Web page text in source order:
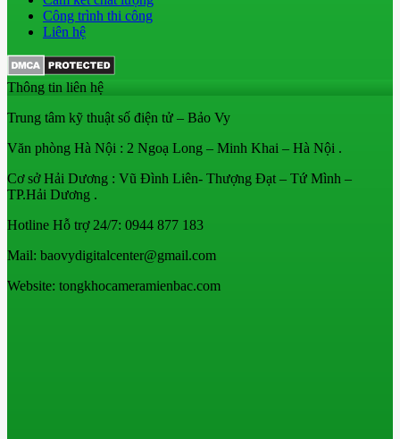
Công trình thi công
Liên hệ
Thông tin liên hệ
Trung tâm kỹ thuật số điện tử – Bảo Vy
Văn phòng Hà Nội : 2 Ngoạ Long – Minh Khai – Hà Nội .
Cơ sở Hải Dương : Vũ Đình Liên- Thượng Đạt – Tứ Mình –
TP.Hải Dương .
Hotline Hỗ trợ 24/7: 0944 877 183
Mail: baovydigitalcenter@gmail.com
Website: tongkhocameramienbac.com